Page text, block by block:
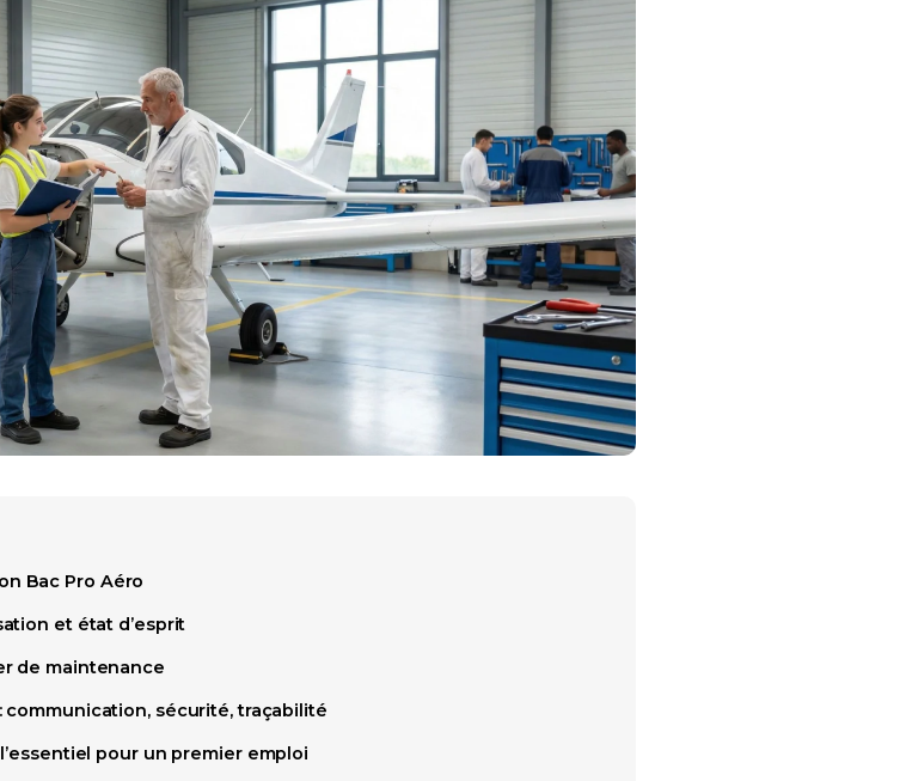
Bac Pro Aéro
et état d’esprit
de maintenance
sécurité, traçabilité
pour un premier emploi